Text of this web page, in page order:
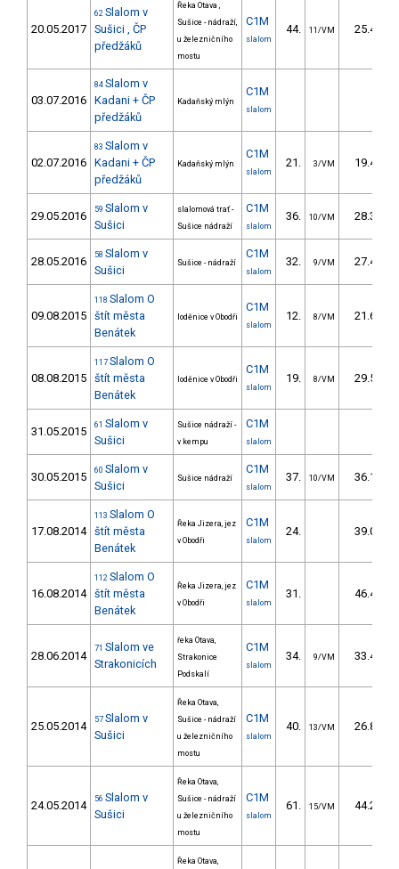
20.05.2017
62 Slalom v
Sušici , ČP
předžáků
Řeka Otava ,
Sušice - nádraží,
u železničního
mostu
C1M
slalom
44. 11/VM 25.43
03.07.2016
84 Slalom v
Kadani + ČP
předžáků
Kadaňský mlýn
C1M
slalom
02.07.2016
83 Slalom v
Kadani + ČP
předžáků
Kadaňský mlýn
C1M
slalom
21. 3/VM 19.40
29.05.2016 59 Slalom v
Sušici
slalomová trať -
Sušice nádraží
C1M
slalom
36. 10/VM 28.38
28.05.2016 58 Slalom v
Sušici
Sušice - nádraží
C1M
slalom
32. 9/VM 27.41
09.08.2015
118 Slalom O
štít města
Benátek
loděnice v Obodři
C1M
slalom
12. 8/VM 21.60
08.08.2015
117 Slalom O
štít města
Benátek
loděnice v Obodři
C1M
slalom
19. 8/VM 29.50
31.05.2015 61 Slalom v
Sušici
Sušice nádraží -
v kempu
C1M
slalom
30.05.2015 60 Slalom v
Sušici
Sušice nádraží
C1M
slalom
37. 10/VM 36.12
17.08.2014
113 Slalom O
štít města
Benátek
Řeka Jizera, jez
v Obodři
C1M
slalom
24. 39.00
16.08.2014
112 Slalom O
štít města
Benátek
Řeka Jizera, jez
v Obodři
C1M
slalom
31. 46.40
28.06.2014
71 Slalom ve
Strakonicích
řeka Otava,
Strakonice
Podskalí
C1M
slalom
34. 9/VM 33.47
25.05.2014 57 Slalom v
Sušici
Řeka Otava,
Sušice - nádraží
u železničního
mostu
C1M
slalom
40. 13/VM 26.89
24.05.2014 56 Slalom v
Sušici
Řeka Otava,
Sušice - nádraží
u železničního
mostu
C1M
slalom
61. 15/VM 44.20
Řeka Otava,